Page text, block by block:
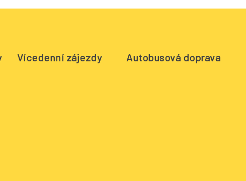
Vícedenní zájezdy Autobusová doprava